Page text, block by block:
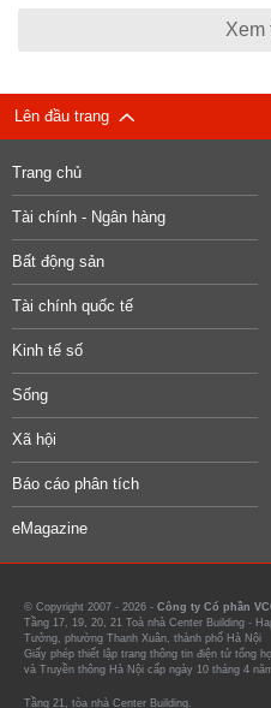
Xem
Lên đầu trang
Trang chủ
Tài chính - Ngân hàng
Bất động sản
Tài chính quốc tế
Kinh tế số
Sống
Xã hội
Báo cáo phân tích
eMagazine
© Copyright 2007 - 2026 - Công ty Cổ phần
Tầng 17, 19, 20, 21 Toà nhà Center Building -
Tưởng, phường Thanh Xuân, thành phố Hà Nội
Giấy phép thiết lập trang thông tin điện tử tổng
và Truyền thông Hà Nội cấp ngày 10 tháng 4
Tầng 21, tòa nhà Center Building.